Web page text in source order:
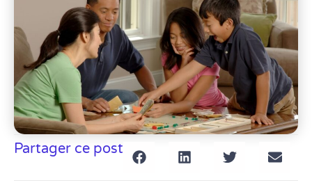
Partager ce post